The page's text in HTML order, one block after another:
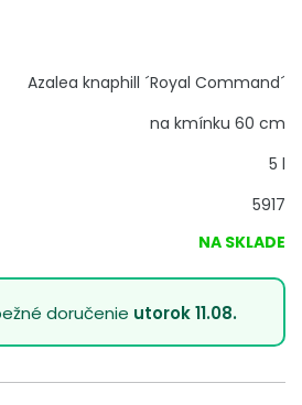
Azalea knaphill ´Royal Command´
na kmínku 60 cm
5 l
5917
NA SKLADE
doručenie utorok 11.08.